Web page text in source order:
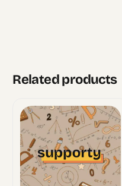
Related products